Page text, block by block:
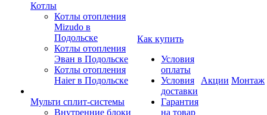
Котлы
Котлы отопления
Mizudo в
Подольске
Котлы отопления
Эван в Подольске
Котлы отопления
Haier в Подольске
Мульти сплит-системы
Внутренние блоки
Как купить
Условия
оплаты
Условия
доставки
Гарантия
на товар
Акции Монтаж